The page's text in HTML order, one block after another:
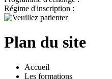
Régime d'inscription :
Plan du site
Accueil
Les formations